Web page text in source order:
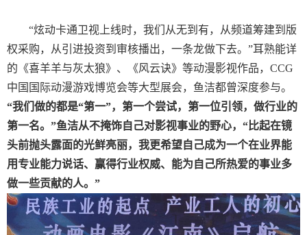
“炫动卡通卫视上线时，我们从无到有，从频道筹建到版
权采购，从引进投资到审核播出，一条龙做下去。”耳熟能详
的《喜羊羊与灰太狼》、《风云诀》等动漫影视作品， CCG
中国国际动漫游戏博览会等大型展会，鱼洁都曾深度参与。
“我们做的都是“第一”，第一个尝试，第一位引领，做行业的
第一名。”鱼洁从不掩饰自己对影视事业的野心，“比起在镜
头前抛头露面的光鲜亮丽，我更希望自己成为一个在业界能
用专业能力说话、赢得行业权威、能为自己所热爱的事业多
做一些贡献的人。”